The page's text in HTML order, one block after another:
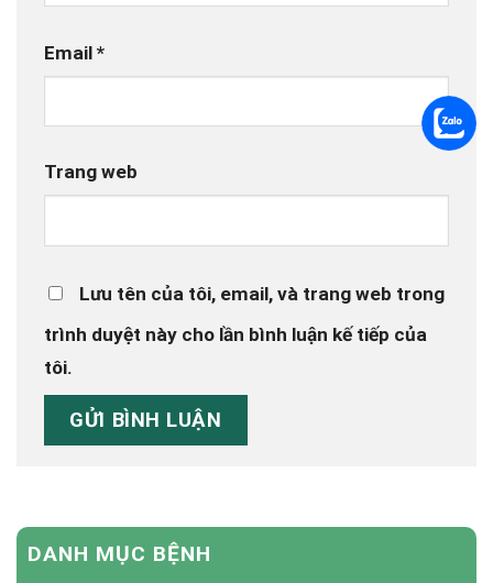
DANH MỤC BỆNH
Email *
Trang web
Lưu tên của tôi, email, và trang web trong
trình duyệt này cho lần bình luận kế tiếp của
tôi.